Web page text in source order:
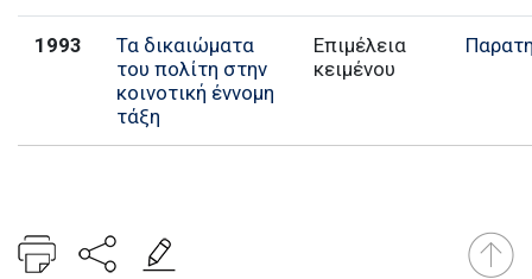
1993
Τα δικαιώματα
του πολίτη στην
κοινοτική έννομη
τάξη
Επιμέλεια
κειμένου